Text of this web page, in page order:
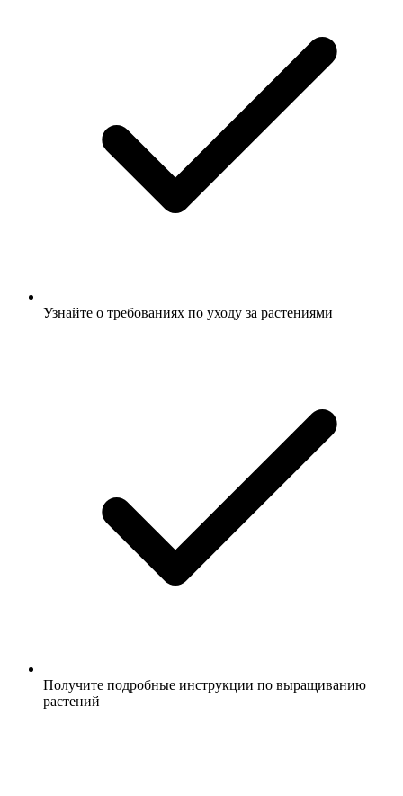
Узнайте о требованиях по уходу за растениями
Получите подробные инструкции по выращиванию
растений